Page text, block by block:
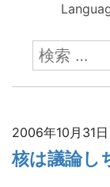
検
索:
2006年10月31
核は議論し